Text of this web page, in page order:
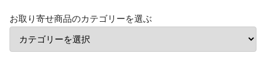
お取り寄せ商品のカテゴリーを選ぶ